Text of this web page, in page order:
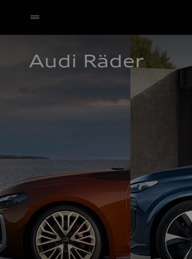
Audi Räder